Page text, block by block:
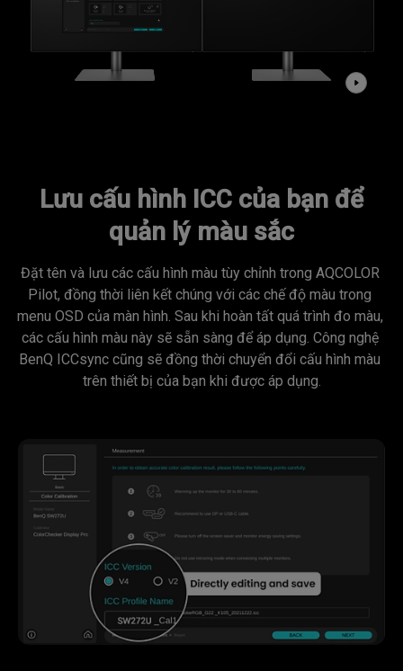
Lưu cấu hình ICC của bạn để
quản lý màu sắc
Đặt tên và lưu các cấu hình màu tùy chỉnh trong AQCOLOR
Pilot, đồng thời liên kết chúng với các chế độ màu trong
menu OSD của màn hình. Sau khi hoàn tất quá trình đo màu,
các cấu hình màu này sẽ sẵn sàng để áp dụng. Công nghệ
BenQ ICCsync cũng sẽ đồng thời chuyển đổi cấu hình màu
trên thiết bị của bạn khi được áp dụng.